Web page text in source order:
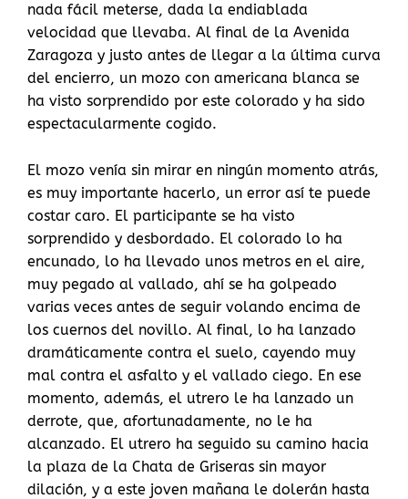
nada fácil meterse, dada la endiablada
velocidad que llevaba. Al final de la Avenida
Zaragoza y justo antes de llegar a la última curva
del encierro, un mozo con americana blanca se
ha visto sorprendido por este colorado y ha sido
espectacularmente cogido.
El mozo venía sin mirar en ningún momento atrás,
es muy importante hacerlo, un error así te puede
costar caro. El participante se ha visto
sorprendido y desbordado. El colorado lo ha
encunado, lo ha llevado unos metros en el aire,
muy pegado al vallado, ahí se ha golpeado
varias veces antes de seguir volando encima de
los cuernos del novillo. Al final, lo ha lanzado
dramáticamente contra el suelo, cayendo muy
mal contra el asfalto y el vallado ciego. En ese
momento, además, el utrero le ha lanzado un
derrote, que, afortunadamente, no le ha
alcanzado. El utrero ha seguido su camino hacia
la plaza de la Chata de Griseras sin mayor
dilación, y a este joven mañana le dolerán hasta